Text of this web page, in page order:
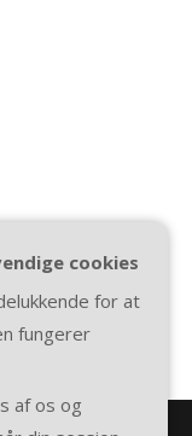
cookies
for at
fungerer
af os og